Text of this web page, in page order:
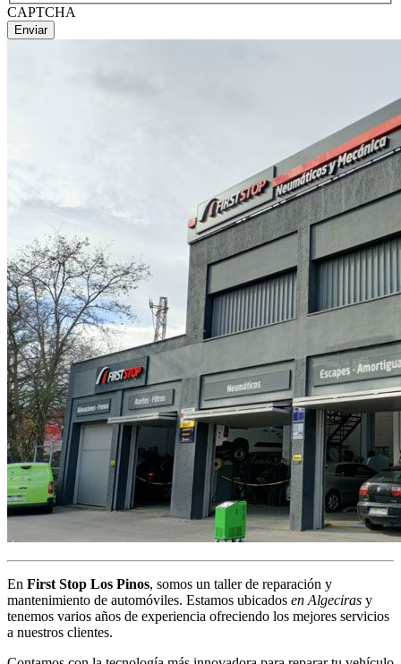
CAPTCHA
En First Stop Los Pinos, somos un taller de reparación y
mantenimiento de automóviles. Estamos ubicados en Algeciras y
tenemos varios años de experiencia ofreciendo los mejores servicios
a nuestros clientes.